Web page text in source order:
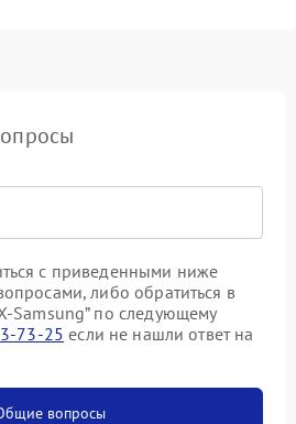
с приведенными ниже
либо обратиться в
Samsung” по следующему
73-25 если не нашли ответ на
вопросы